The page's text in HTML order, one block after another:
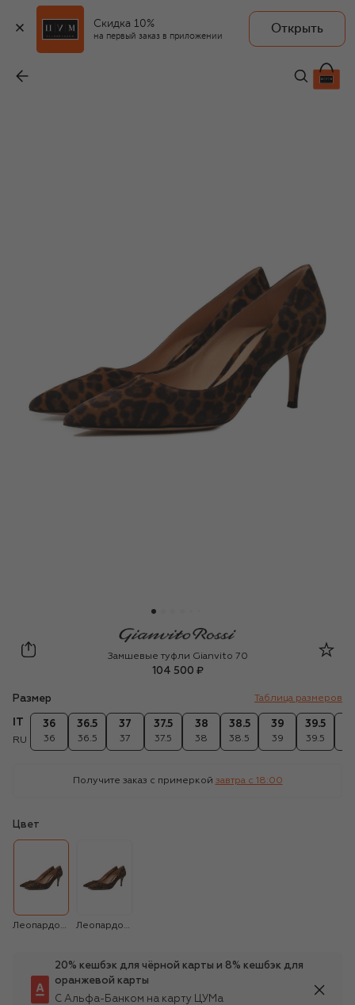
Скидка 10%
на первый заказ в приложении
Открыть
104 500 ₽
Gianvito Rossi
Замшевые туфли Gianvito 70
104 500 ₽
Размер Таблица размеров
RU
36
36
36.5
36.5
37
37
37.5
37.5
38
38
38.5
38.5
39
39
39.5
39.5
Получите заказ с примеркой завтра c 18:00
Цвет
Леопардовый Леопардовый
20% кешбэк для чёрной карты и 8% кешбэк для
оранжевой карты
С Альфа-Банком на карту ЦУМа